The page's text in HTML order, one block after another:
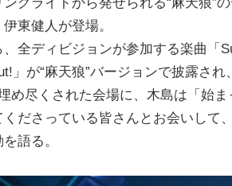
東健人が登場。
、全ディビジョンが参加する楽曲
」が“麻天狼”バージョンで披露さ
め尽くされた会場に、木島は「始
くださっている皆さんとお会いして
語る。